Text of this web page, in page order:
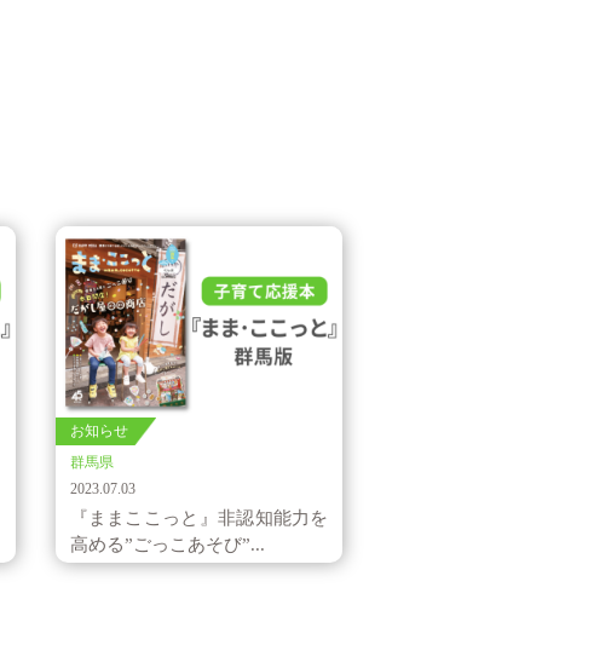
お知らせ
群馬県
2023.07.03
『ままここっと』非認知能力を
高める”ごっこあそび”...